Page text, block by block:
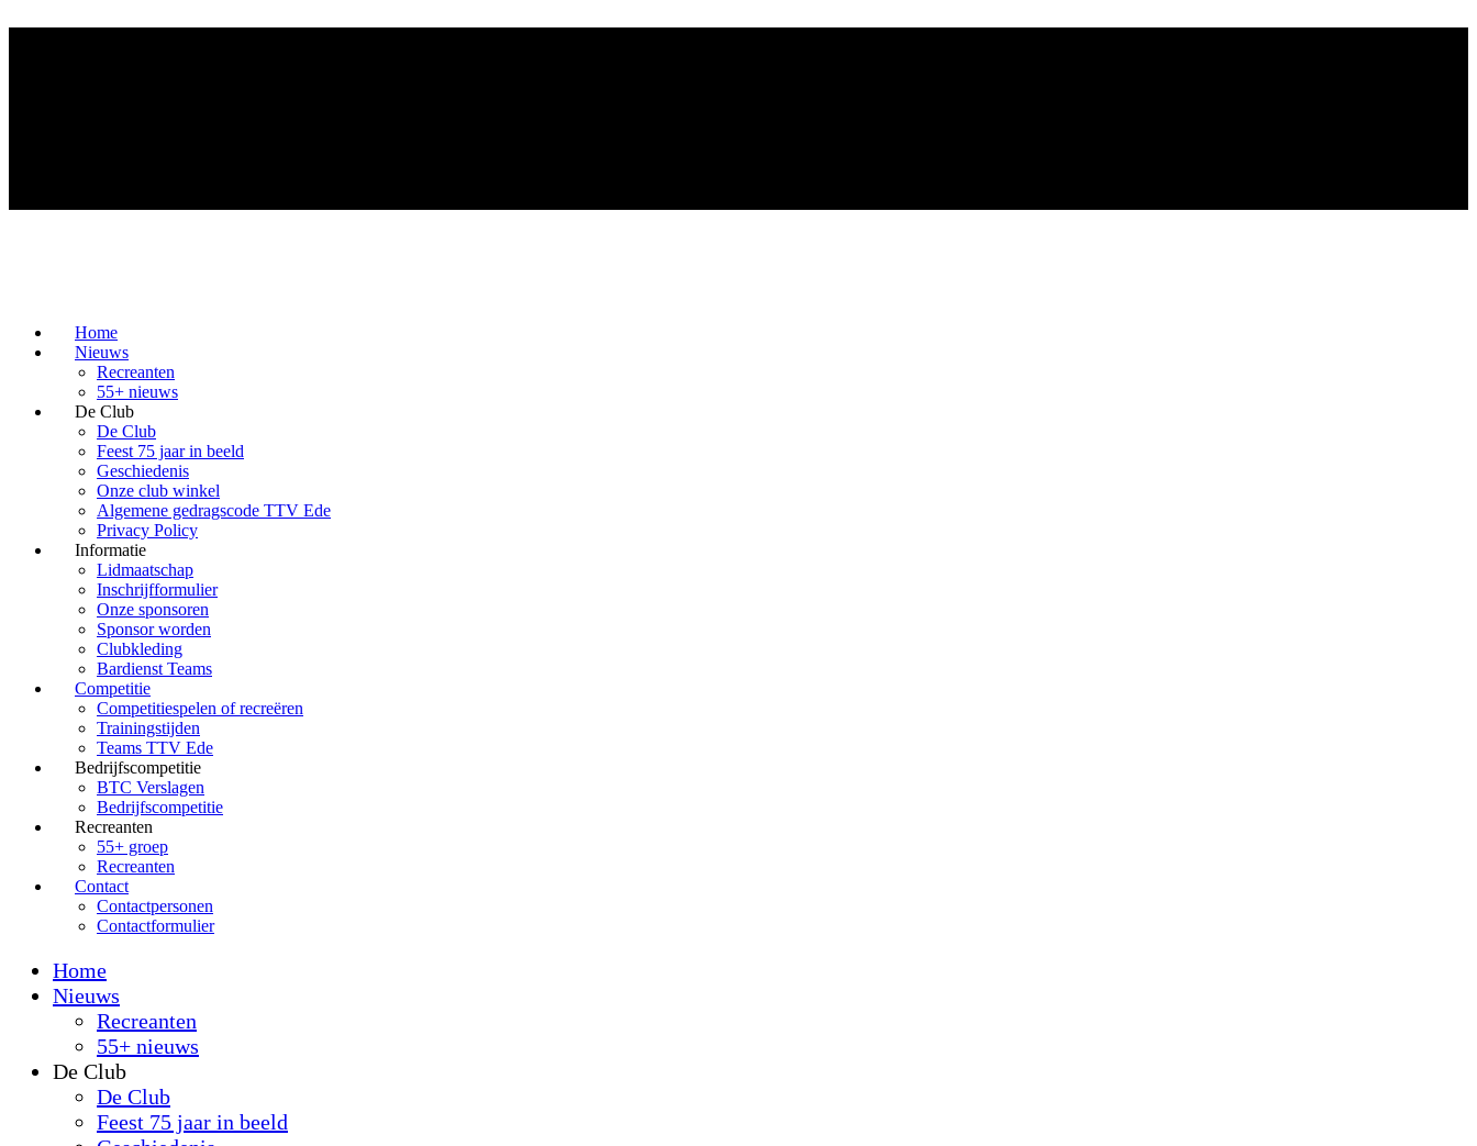
Home
Nieuws
Recreanten
55+ nieuws
De Club
De Club
Feest 75 jaar in beeld
Geschiedenis
Onze club winkel
Algemene gedragscode TTV Ede
Privacy Policy
Informatie
Lidmaatschap
Inschrijfformulier
Onze sponsoren
Sponsor worden
Clubkleding
Bardienst Teams
Competitie
Competitiespelen of recreëren
Trainingstijden
Teams TTV Ede
Bedrijfscompetitie
BTC Verslagen
Bedrijfscompetitie
Recreanten
55+ groep
Recreanten
Contact
Contactpersonen
Contactformulier
Home
Nieuws
Recreanten
55+ nieuws
De Club
De Club
Feest 75 jaar in beeld